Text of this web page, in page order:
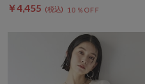
￥4,455 10％OFF